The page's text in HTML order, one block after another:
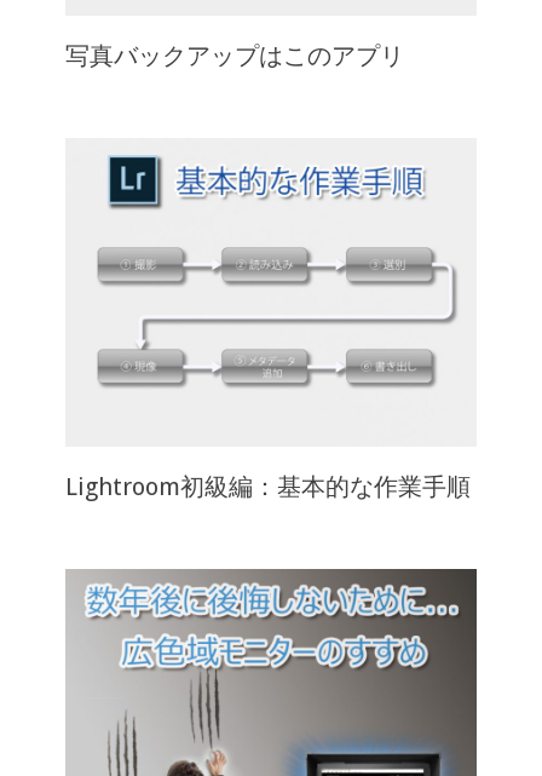
写真バックアップはこのアプリ
Lightroom初級編：基本的な作業手順